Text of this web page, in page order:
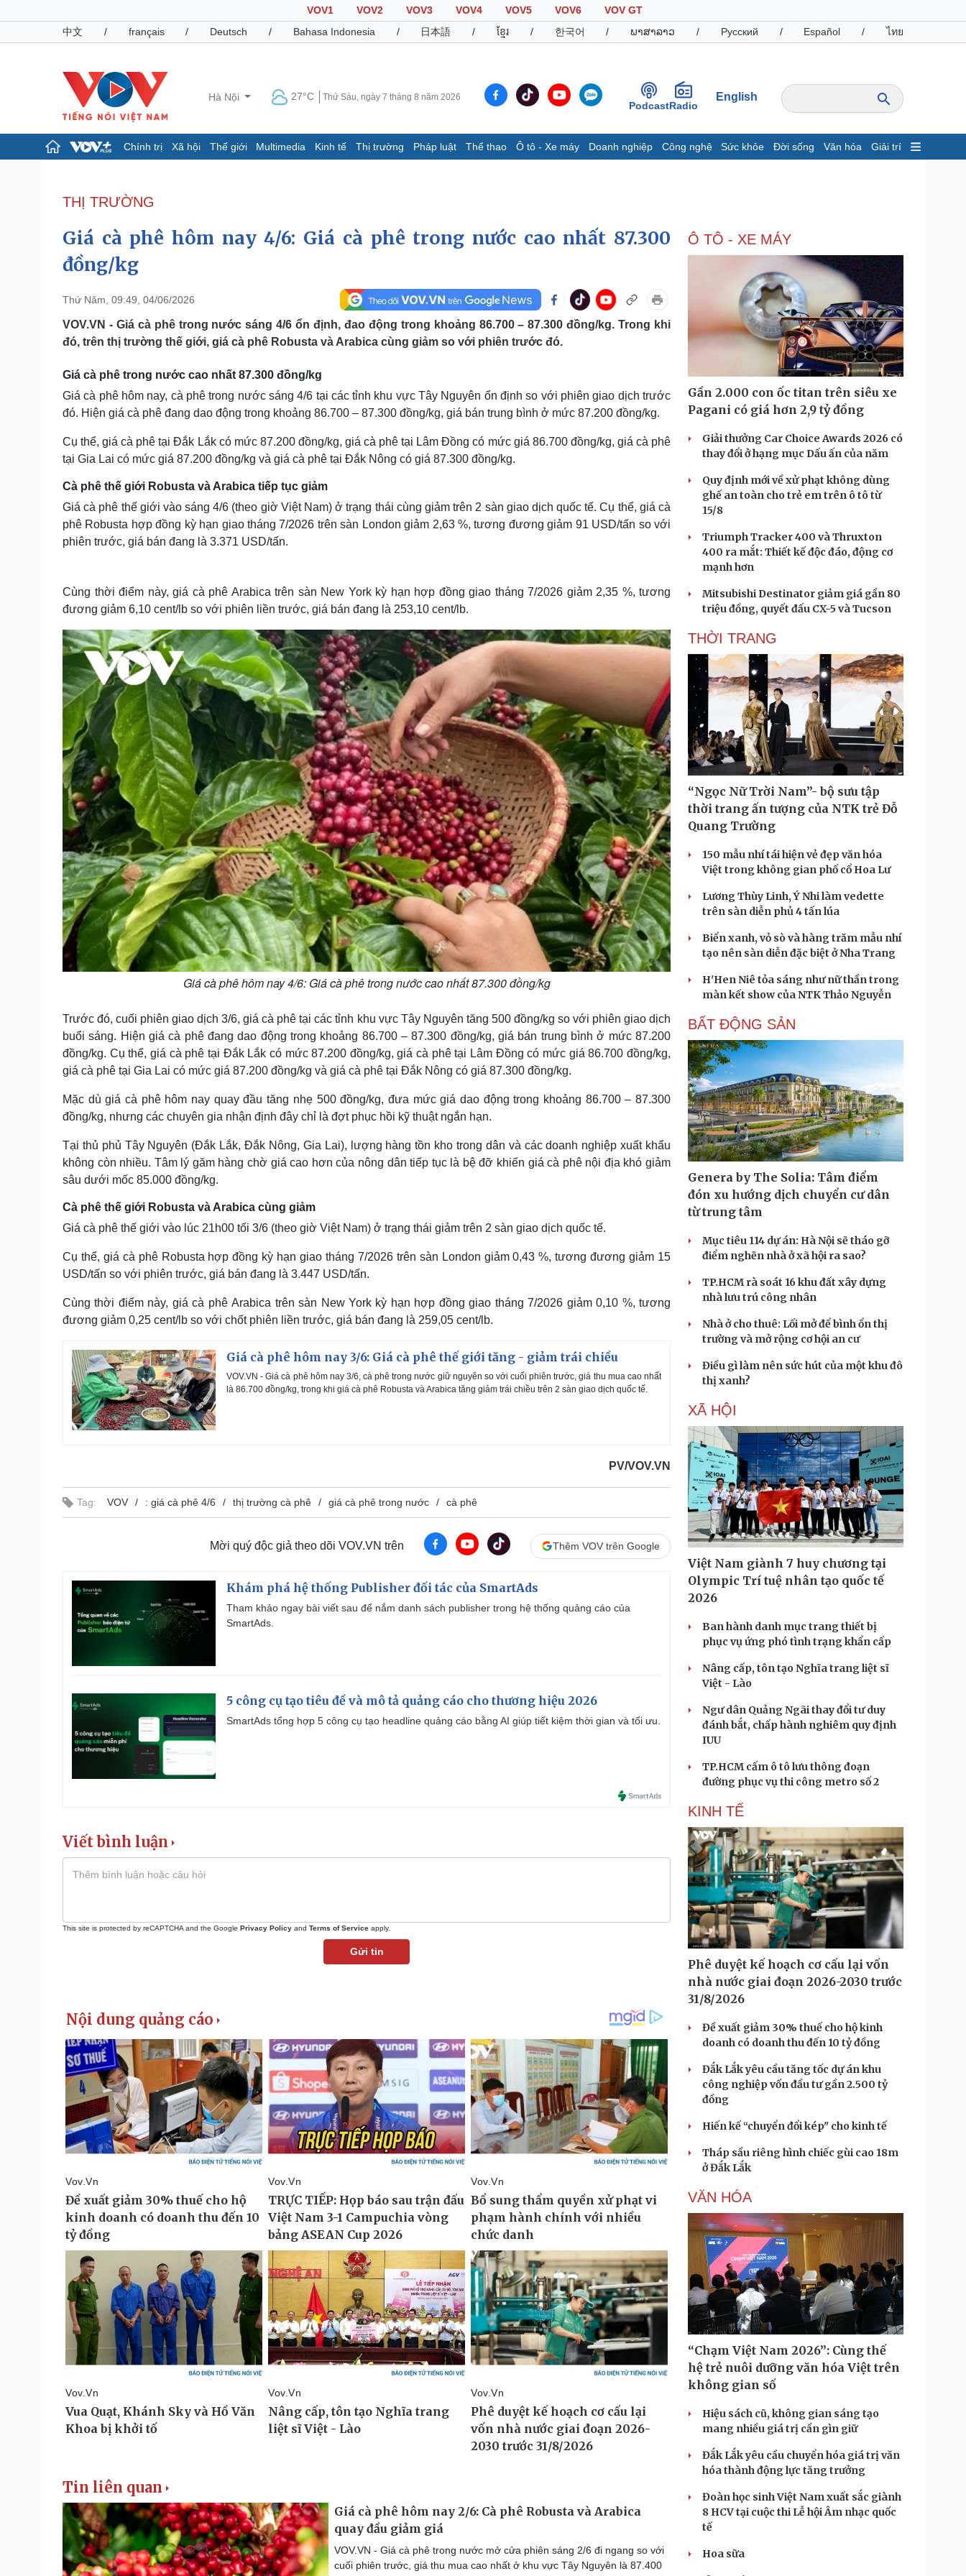
VOV1 VOV2 VOV3 VOV4 VOV5 VOV6
VOV GT
中文
/ français / Deutsch / Bahasa Indonesia / 日本語 / ខ្មែរ / 한국어 / ພາສາລາວ / Русский / Español / ไทย
Hà Nội 27°C Thứ Sáu, ngày 7 tháng 8 năm 2026
PodcastRadio
English
Chính trị Xã hội Thế giới Multimedia Kinh tế Thị trường Pháp luật Thể thao Ô tô - Xe máy Doanh nghiệp Công nghệ Sức khỏe Đời sống Văn hóa Giải trí
Đảng
Tổ chức nhân sự
Nhận diện sự thật
Dấu ấn VOV
Infographic
Chứng khoán
Giá cà phê
Pháp luật
Tin nóng
Tư vấn luật
Việt Nam
Phân tích
Thể thao
Lịch thi đấu bóng đá
Thế giới thể thao
Ô tô - Xe máy
Xe máy
Tư vấn
Doanh nghiệp
Thông tin doanh nghiệp
Doanh nghiệp 24h
Doanh nhân
Công nghệ
Sành điệu
Tin Công nghệ
Trải nghiệm
Chuyển đổi số
Sức khỏe
Dinh dưỡng - món ngon
Cây thuốc
Sản phụ khoa
Nhi khoa
Nam khoa
Làm đẹp - giảm cân
Phòng mạch online
Ăn sạch sống khỏe
Đời sống
Nhà đẹp
Blog
Tình yêu - Gia đình
Văn hóa
Sân khấu - Điện ảnh
Văn học
Âm nhạc
Di sản
Giải trí
Nghệ sĩ
Thời trang
Sao Việt
Du lịch
Tư vấn
Săn Tour
check-in
Podcast
Câu chuyện thời sự
Đọc truyện đêm khuya
Cửa sổ tình yêu
Hạt giống tâm hồn
Cải chính
THỊ TRƯỜNG
Giá cà phê hôm nay 4/6: Giá cà phê trong nước cao nhất 87.300
đồng/kg
Thứ Năm, 09:49, 04/06/2026
VOV.VN - Giá cà phê trong nước sáng 4/6 ổn định, đao động trong khoảng 86.700 – 87.300 đồng/kg. Trong khi
đó, trên thị trường thế giới, giá cà phê Robusta và Arabica cùng giảm so với phiên trước đó.
Giá cà phê trong nước cao nhất 87.300 đồng/kg
Giá cà phê hôm nay, cà phê trong nước sáng 4/6 tại các tỉnh khu vực Tây Nguyên ổn định so với phiên giao dịch trước
đó. Hiện giá cà phê đang dao động trong khoảng 86.700 – 87.300 đồng/kg, giá bán trung bình ở mức 87.200 đồng/kg.
Cụ thể, giá cà phê tại Đắk Lắk có mức 87.200 đồng/kg, giá cà phê tại Lâm Đồng có mức giá 86.700 đồng/kg, giá cà phê
tại Gia Lai có mức giá 87.200 đồng/kg và giá cà phê tại Đắk Nông có giá 87.300 đồng/kg.
Cà phê thế giới Robusta và Arabica tiếp tục giảm
Giá cà phê thế giới vào sáng 4/6 (theo giờ Việt Nam) ở trạng thái cùng giảm trên 2 sàn giao dịch quốc tế. Cụ thể, giá cà
phê Robusta hợp đồng kỳ hạn giao tháng 7/2026 trên sàn London giảm 2,63 %, tương đương giảm 91 USD/tấn so với
phiên trước, giá bán đang là 3.371 USD/tấn.
Cùng thời điểm này, giá cà phê Arabica trên sàn New York kỳ hạn hợp đồng giao tháng 7/2026 giảm 2,35 %, tương
đương giảm 6,10 cent/lb so với phiên liền trước, giá bán đang là 253,10 cent/lb.
Giá cà phê hôm nay 4/6: Giá cà phê trong nước cao nhất 87.300 đồng/kg
Trước đó, cuối phiên giao dịch 3/6, giá cà phê tại các tỉnh khu vực Tây Nguyên tăng 500 đồng/kg so với phiên giao dịch
buổi sáng. Hiện giá cà phê đang dao động trong khoảng 86.700 – 87.300 đồng/kg, giá bán trung bình ở mức 87.200
đồng/kg. Cụ thể, giá cà phê tại Đắk Lắk có mức 87.200 đồng/kg, giá cà phê tại Lâm Đồng có mức giá 86.700 đồng/kg,
giá cà phê tại Gia Lai có mức giá 87.200 đồng/kg và giá cà phê tại Đắk Nông có giá 87.300 đồng/kg.
Mặc dù giá cà phê hôm nay quay đầu tăng nhẹ 500 đồng/kg, đưa mức giá dao động trong khoảng 86.700 – 87.300
đồng/kg, nhưng các chuyên gia nhận định đây chỉ là đợt phục hồi kỹ thuật ngắn hạn.
Tại thủ phủ Tây Nguyên (Đắk Lắk, Đắk Nông, Gia Lai), lượng hàng tồn kho trong dân và các doanh nghiệp xuất khẩu
không còn nhiều. Tâm lý găm hàng chờ giá cao hơn của nông dân tiếp tục là bệ đỡ khiến giá cà phê nội địa khó giảm
sâu dưới mốc 85.000 đồng/kg.
Cà phê thế giới Robusta và Arabica cùng giảm
Giá cà phê thế giới vào lúc 21h00 tối 3/6 (theo giờ Việt Nam) ở trạng thái giảm trên 2 sàn giao dịch quốc tế.
Cụ thể, giá cà phê Robusta hợp đồng kỳ hạn giao tháng 7/2026 trên sàn London giảm 0,43 %, tương đương giảm 15
USD/tấn so với phiên trước, giá bán đang là 3.447 USD/tấn.
Cùng thời điểm này, giá cà phê Arabica trên sàn New York kỳ hạn hợp đồng giao tháng 7/2026 giảm 0,10 %, tương
đương giảm 0,25 cent/lb so với chốt phiên liền trước, giá bán đang là 259,05 cent/lb.
Giá cà phê hôm nay 3/6: Giá cà phê thế giới tăng - giảm trái chiều
VOV.VN - Giá cà phê hôm nay 3/6, cà phê trong nước giữ nguyên so với cuối phiên trước, giá thu mua cao nhất
là 86.700 đồng/kg, trong khi giá cà phê Robusta và Arabica tăng giảm trái chiều trên 2 sàn giao dịch quốc tế.
PV/VOV.VN
Tag: VOV : giá cà phê 4/6 thị trường cà phê giá cà phê trong nước cà phê
Mời quý độc giả theo dõi VOV.VN trên Thêm VOV trên Google
Khám phá hệ thống Publisher đối tác của SmartAds
Tham khảo ngay bài viết sau để nắm danh sách publisher trong hệ thống quảng cáo của
SmartAds.
5 công cụ tạo tiêu đề và mô tả quảng cáo cho thương hiệu 2026
SmartAds tổng hợp 5 công cụ tạo headline quảng cáo bằng AI giúp tiết kiệm thời gian và tối ưu.
Viết bình luận
This site is protected by reCAPTCHA and the Google Privacy Policy and Terms of Service apply.
Gửi tin
Tin liên quan
Giá cà phê hôm nay 2/6: Cà phê Robusta và Arabica
quay đầu giảm giá
VOV.VN - Giá cà phê trong nước mở cửa phiên sáng 2/6 đi ngang so với
cuối phiên trước, giá thu mua cao nhất ở khu vực Tây Nguyên là 87.400
Ô TÔ - XE MÁY
Gần 2.000 con ốc titan trên siêu xe
Pagani có giá hơn 2,9 tỷ đồng
Giải thưởng Car Choice Awards 2026 có
thay đổi ở hạng mục Dấu ấn của năm
Quy định mới về xử phạt không dùng
ghế an toàn cho trẻ em trên ô tô từ
15/8
Triumph Tracker 400 và Thruxton
400 ra mắt: Thiết kế độc đáo, động cơ
mạnh hơn
Mitsubishi Destinator giảm giá gần 80
triệu đồng, quyết đấu CX-5 và Tucson
THỜI TRANG
“Ngọc Nữ Trời Nam”- bộ sưu tập
thời trang ấn tượng của NTK trẻ Đỗ
Quang Trường
150 mẫu nhí tái hiện vẻ đẹp văn hóa
Việt trong không gian phố cổ Hoa Lư
Lương Thùy Linh, Ý Nhi làm vedette
trên sàn diễn phủ 4 tấn lúa
Biển xanh, vỏ sò và hàng trăm mẫu nhí
tạo nên sàn diễn đặc biệt ở Nha Trang
H'Hen Niê tỏa sáng như nữ thần trong
màn kết show của NTK Thảo Nguyễn
BẤT ĐỘNG SẢN
Genera by The Solia: Tâm điểm
đón xu hướng dịch chuyển cư dân
từ trung tâm
Mục tiêu 114 dự án: Hà Nội sẽ tháo gỡ
điểm nghẽn nhà ở xã hội ra sao?
TP.HCM rà soát 16 khu đất xây dựng
nhà lưu trú công nhân
Nhà ở cho thuê: Lối mở để bình ổn thị
trường và mở rộng cơ hội an cư
Điều gì làm nên sức hút của một khu đô
thị xanh?
XÃ HỘI
Việt Nam giành 7 huy chương tại
Olympic Trí tuệ nhân tạo quốc tế
2026
Ban hành danh mục trang thiết bị
phục vụ ứng phó tình trạng khẩn cấp
Nâng cấp, tôn tạo Nghĩa trang liệt sĩ
Việt - Lào
Ngư dân Quảng Ngãi thay đổi tư duy
đánh bắt, chấp hành nghiêm quy định
IUU
TP.HCM cấm ô tô lưu thông đoạn
đường phục vụ thi công metro số 2
KINH TẾ
Phê duyệt kế hoạch cơ cấu lại vốn
nhà nước giai đoạn 2026-2030 trước
31/8/2026
Đề xuất giảm 30% thuế cho hộ kinh
doanh có doanh thu đến 10 tỷ đồng
Đắk Lắk yêu cầu tăng tốc dự án khu
công nghiệp vốn đầu tư gần 2.500 tỷ
đồng
Hiến kế “chuyển đổi kép" cho kinh tế
Tháp sầu riêng hình chiếc gùi cao 18m
ở Đắk Lắk
VĂN HÓA
“Chạm Việt Nam 2026”: Cùng thế
hệ trẻ nuôi dưỡng văn hóa Việt trên
không gian số
Hiệu sách cũ, không gian sáng tạo
mang nhiều giá trị cần gìn giữ
Đắk Lắk yêu cầu chuyển hóa giá trị văn
hóa thành động lực tăng trưởng
Đoàn học sinh Việt Nam xuất sắc giành
8 HCV tại cuộc thi Lễ hội Âm nhạc quốc
tế
Hoa sữa